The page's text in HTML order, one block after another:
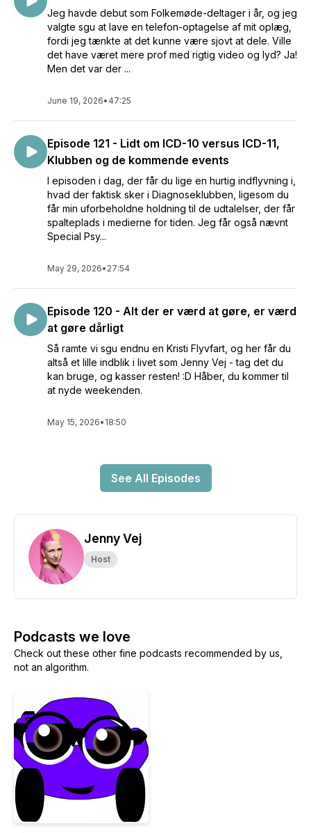
Jeg havde debut som Folkemøde-deltager i år, og jeg
valgte sgu at lave en telefon-optagelse af mit oplæg,
fordi jeg tænkte at det kunne være sjovt at dele. Ville
det have været mere prof med rigtig video og lyd? Ja!
Men det var der ...
June 19, 2026• 47:25
Episode 121 - Lidt om ICD-10 versus ICD-11,
Klubben og de kommende events
I episoden i dag, der får du lige en hurtig indflyvning i,
hvad der faktisk sker i Diagnoseklubben, ligesom du
får min uforbeholdne holdning til de udtalelser, der får
spalteplads i medierne for tiden. Jeg får også nævnt
Special Psy...
May 29, 2026• 27:54
Episode 120 - Alt der er værd at gøre, er værd
at gøre dårligt
Så ramte vi sgu endnu en Kristi Flyvfart, og her får du
altså et lille indblik i livet som Jenny Vej - tag det du
kan bruge, og kasser resten! :D Håber, du kommer til
at nyde weekenden.
May 15, 2026• 18:50
See All Episodes
Jenny Vej
Host
Podcasts we love
Check out these other fine podcasts recommended by us,
not an algorithm.